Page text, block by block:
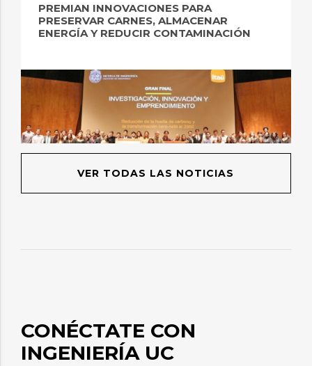
PREMIAN INNOVACIONES PARA
PRESERVAR CARNES, ALMACENAR
ENERGÍA Y REDUCIR CONTAMINACIÓN
VER TODAS LAS NOTICIAS
CONÉCTATE CON
INGENIERÍA UC